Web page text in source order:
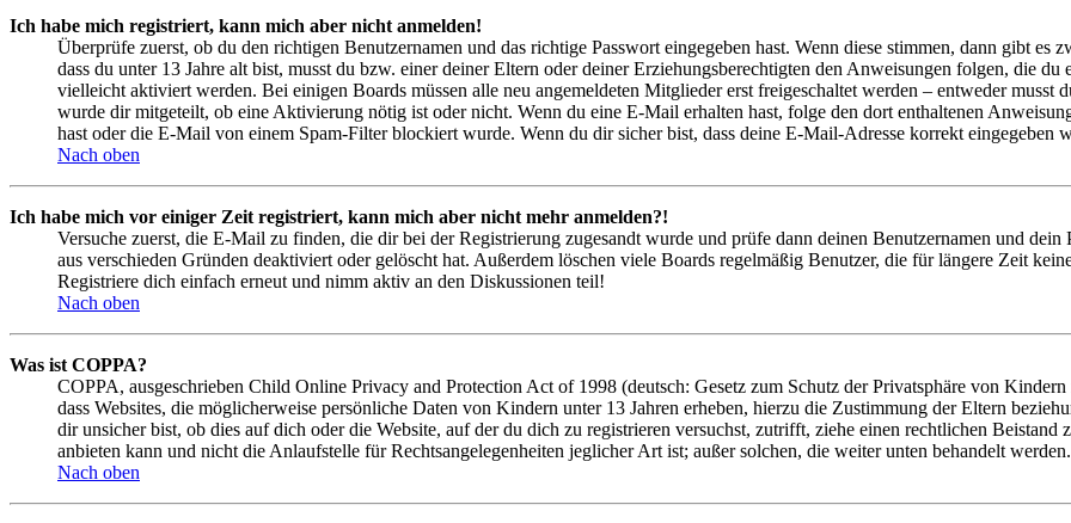
Ich habe mich registriert, kann mich aber nicht anmelden!
Überprüfe zuerst, ob du den richtigen Benutzernamen und das richtige Passwort eingegeben hast. Wenn diese stimmen, dann gibt es
dass du unter 13 Jahre alt bist, musst du bzw. einer deiner Eltern oder deiner Erziehungsberechtigten den Anweisungen folgen, die
vielleicht aktiviert werden. Bei einigen Boards müssen alle neu angemeldeten Mitglieder erst freigeschaltet werden – entweder musst
wurde dir mitgeteilt, ob eine Aktivierung nötig ist oder nicht. Wenn du eine E-Mail erhalten hast, folge den dort enthaltenen
hast oder die E-Mail von einem Spam-Filter blockiert wurde. Wenn du dir sicher bist, dass deine E-Mail-Adresse korrekt eingegeben
Nach oben
Ich habe mich vor einiger Zeit registriert, kann mich aber nicht mehr anmelden?!
Versuche zuerst, die E-Mail zu finden, die dir bei der Registrierung zugesandt wurde und prüfe dann deinen Benutzernamen und
aus verschieden Gründen deaktiviert oder gelöscht hat. Außerdem löschen viele Boards regelmäßig Benutzer, die für längere Zeit
Registriere dich einfach erneut und nimm aktiv an den Diskussionen teil!
Nach oben
Was ist COPPA?
COPPA, ausgeschrieben Child Online Privacy and Protection Act of 1998 (deutsch: Gesetz zum Schutz der Privatsphäre von
dass Websites, die möglicherweise persönliche Daten von Kindern unter 13 Jahren erheben, hierzu die Zustimmung der Eltern
dir unsicher bist, ob dies auf dich oder die Website, auf der du dich zu registrieren versuchst, zutrifft, ziehe einen rechtlichen Beistand
anbieten kann und nicht die Anlaufstelle für Rechtsangelegenheiten jeglicher Art ist; außer solchen, die weiter unten behandelt werden.
Nach oben